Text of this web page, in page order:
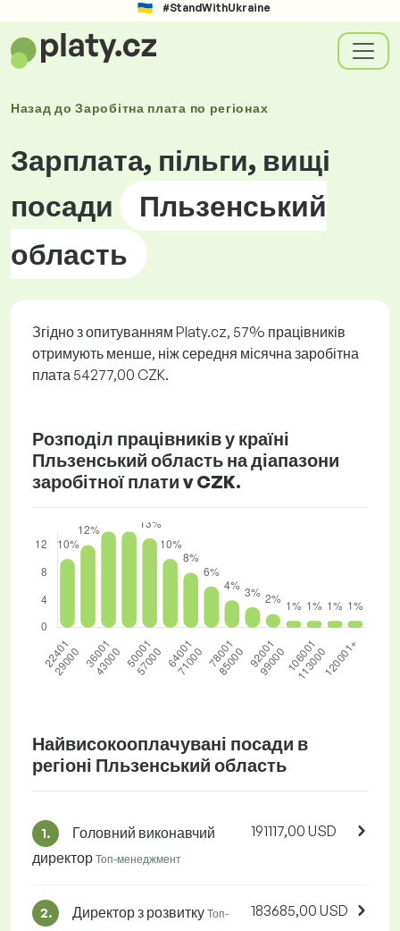
#StandWithUkraine
Назад доЗаробітна плата по регіонах
Зарплата, пільги, вищі
посади
Пльзенський
область
Згідно з опитуванням Platy.cz, 57% працівників
отримують менше, ніж середня місячна заробітна
плата 54277,00 CZK.
Розподіл працівників у країні
Пльзенський область на діапазони
заробітної плати v CZK.
Найвисокооплачувані посади в
регіоні Пльзенський область
1.
Головний виконавчий
директор Топ-менеджмент
191117,00 USD
2. Директор з розвитку Топ-
183685,00 USD